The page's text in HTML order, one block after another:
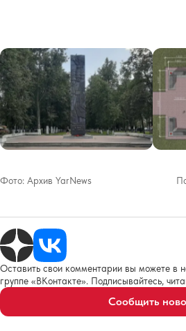
Фото: Архив YarNews
Оставить свои комментарии вы можете в
группе «ВКонтакте». Подписывайтесь,
Сообщить